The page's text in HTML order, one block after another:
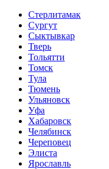
Стерлитамак
Сургут
Сыктывкар
Тверь
Тольятти
Томск
Тула
Тюмень
Ульяновск
Уфа
Хабаровск
Челябинск
Череповец
Элиста
Ярославль